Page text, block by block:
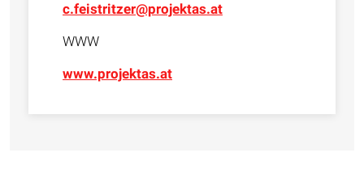
c.feistritzer@projektas.at
WWW
www.projektas.at